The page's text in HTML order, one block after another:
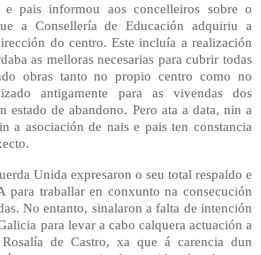
pais informou aos concelleiros sobre o
a Consellería de Educación adquiriu a
do centro. Este incluía a realización
as melloras necesarias para cubrir todas
obras tanto no propio centro como no
antigamente para as vivendas dos
estado de abandono. Pero ata a data, nin a
a asociación de nais e pais ten constancia
Unida expresaron o seu total respaldo e
para traballar en conxunto na consecución
No entanto, sinalaron a falta de intención
para levar a cabo calquera actuación a
de Castro, xa que á carencia dun